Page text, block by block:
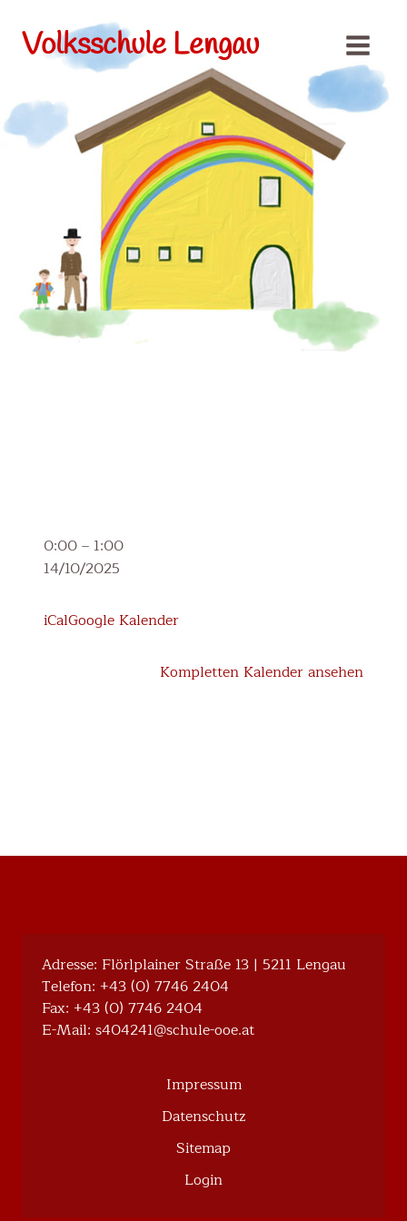
Volksschule Lengau
Schulforum
0:00– 1:00
14/10/2025
iCalGoogle Kalender
Kompletten Kalender ansehen
Adresse: Flörlplainer Straße 13 | 5211 Lengau
Telefon: +43 (0) 7746 2404
Fax: +43 (0) 7746 2404
E-Mail:
ta.eoo-eluhcs
@142404s
Impressum
Datenschutz
Sitemap
Login